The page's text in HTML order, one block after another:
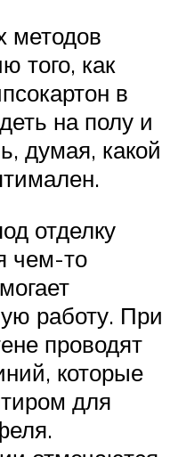
методов
того, как
в
на полу и
думая, какой
отделку
чем-то
работу. При
проводят
которые
для